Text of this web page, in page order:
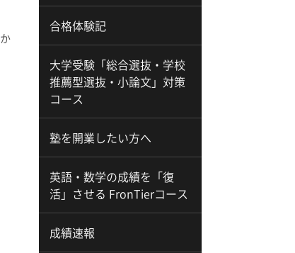
か
合格体験記
大学受験「総合選抜・学校
推薦型選抜・小論文」対策
コース
塾を開業したい方へ
英語・数学の成績を「復
活」させる FronTierコース
成績速報